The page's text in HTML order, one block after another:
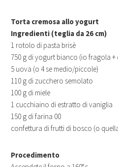
Torta cremosa allo yogurt
Ingredienti (teglia da 26 cm)
1 rotolo di pasta brisè
750 g di yogurt bianco (io fragola +
5 uova (o 4 se medio/piccole)
110 g di zucchero semolato
100 g di miele
1 cucchiaino di estratto di vaniglia
150 g di farina 00
confettura di frutti di bosco (o
Procedimento